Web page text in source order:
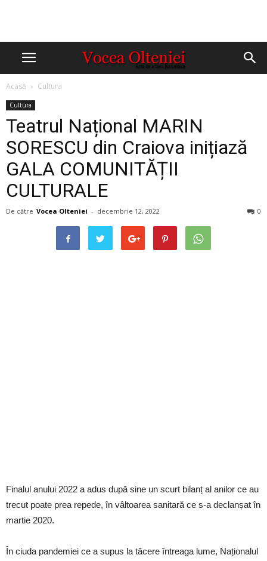
Acasă Cultura
Cultura
Teatrul Național MARIN
SORESCU din Craiova inițiază
GALA COMUNITĂȚII
CULTURALE
De către Vocea Olteniei - decembrie 12, 2022 0
Finalul anului 2022 a adus după sine un scurt bilanț al anilor ce au
trecut poate prea repede, în vâltoarea sanitară ce s-a declanșat în
martie 2020.
În ciuda pandemiei ce a supus la tăcere întreaga lume, Naționalul